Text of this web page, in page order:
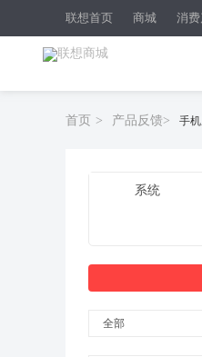
联想首页 商城 消
首页 > 产品反馈> 手
系统
全部